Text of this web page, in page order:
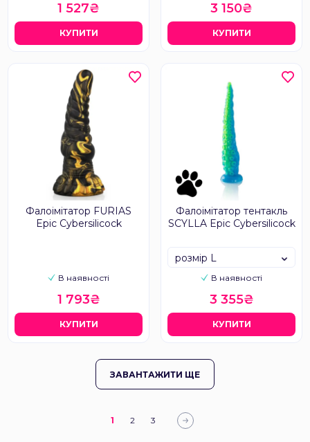
1 527₴
КУПИТИ
3 150₴
КУПИТИ
Фалоімітатор FURIAS
Epic Cybersilicock
В наявності
1 793₴
КУПИТИ
Фалоімітатор тентакль
SCYLLA Epic Cybersilicock
В наявності
розмір L
3 355₴
КУПИТИ
ЗАВАНТАЖИТИ ЩЕ
1 2 3